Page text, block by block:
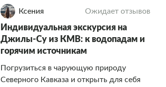
Ксения Ожидает отзывов
Индивидуальная экскурсия на
Джилы-Су из КМВ: к водопадам и
горячим источникам
Погрузиться в чарующую природу
Северного Кавказа и открыть для себя